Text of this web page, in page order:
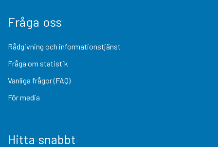
Fråga oss
Rådgivning och informationstjänst
Fråga om statistik
Vanliga frågor (FAQ)
För media
Hitta snabbt